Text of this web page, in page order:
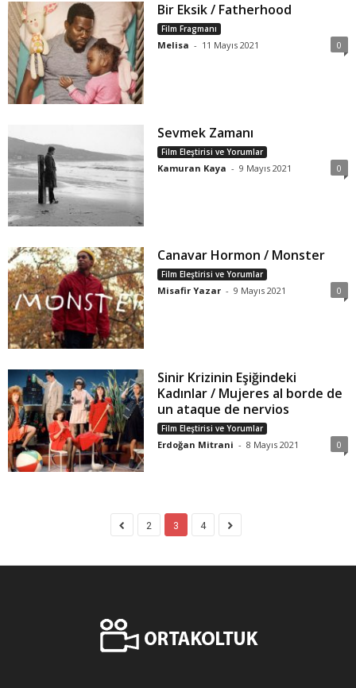
Bir Eksik / Fatherhood
Film Fragmanı
Melisa - 11 Mayıs 2021 0
Sevmek Zamanı
Film Eleştirisi ve Yorumlar
Kamuran Kaya - 9 Mayıs 2021 0
Canavar Hormon / Monster
Film Eleştirisi ve Yorumlar
Misafir Yazar - 9 Mayıs 2021 0
Sinir Krizinin Eşiğindeki
Kadınlar / Mujeres al borde de
un ataque de nervios
Film Eleştirisi ve Yorumlar
Erdoğan Mitrani - 8 Mayıs 2021 0
2 3 4